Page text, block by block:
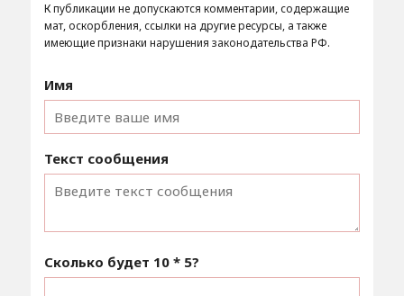
К публикации не допускаются комментарии, содержащие
мат, оскорбления, ссылки на другие ресурсы, а также
имеющие признаки нарушения законодательства РФ.
Имя
Текст сообщения
Сколько будет 10 * 5?